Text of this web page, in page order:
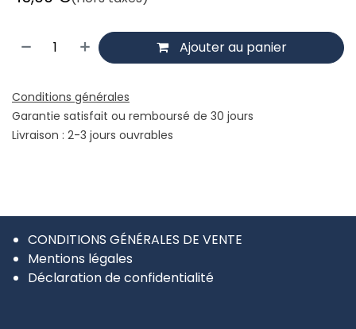
Ajouter au panier
Conditions générales
Garantie satisfait ou remboursé de 30 jours
Livraison : 2-3 jours ouvrables
CONDITIONS GÉNÉRALES DE VENTE
Mentions légales
Déclaration de confidentialité